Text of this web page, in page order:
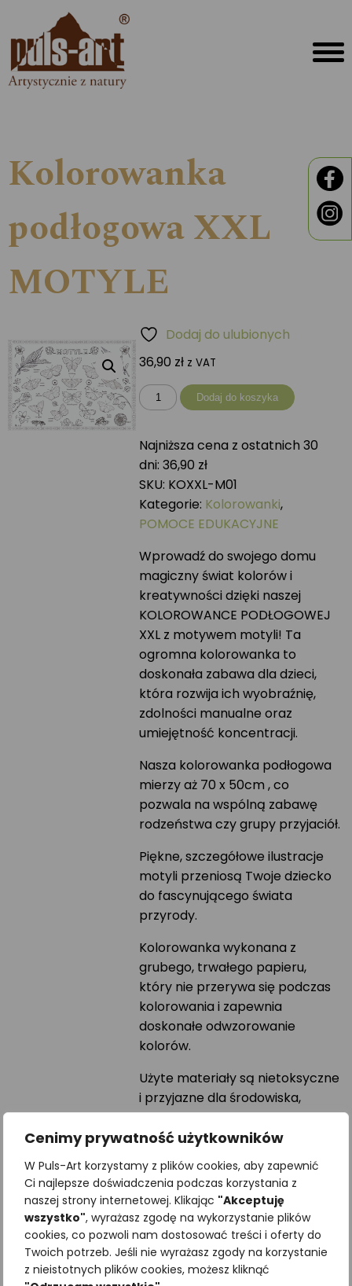
Cenimy prywatność użytkowników
W Puls-Art korzystamy z plików cookies, aby zapewnić
Ci najlepsze doświadczenia podczas korzystania z
naszej strony internetowej. Klikając "Akceptuję
wszystko", wyrażasz zgodę na wykorzystanie plików
cookies, co pozwoli nam dostosować treści i oferty do
Twoich potrzeb. Jeśli nie wyrażasz zgody na korzystanie
z nieistotnych plików cookies, możesz kliknąć
Kolorowanka
podłogowa XXL
MOTYLE
36,90 zł z VAT
ilość
Kolorowanka
XXL
MOTYLE
Dodaj do koszyka
Dodaj do ulubionych
Najniższa cena z ostatnich 30
dni: 36,90 zł
SKU: KOXXL-M01
Kategorie: Kolorowanki,
POMOCE EDUKACYJNE
Wprowadź do swojego domu
magiczny świat kolorów i
kreatywności dzięki naszej
KOLOROWANCE PODŁOGOWEJ
XXL z motywem motyli! Ta
ogromna kolorowanka to
doskonała zabawa dla dzieci,
która rozwija ich wyobraźnię,
zdolności manualne oraz
umiejętność koncentracji.
Nasza kolorowanka podłogowa
mierzy aż 70 x 50cm , co
pozwala na wspólną zabawę
rodzeństwa czy grupy przyjaciół.
Piękne, szczegółowe ilustracje
motyli przeniosą Twoje dziecko
do fascynującego świata
przyrody.
Kolorowanka wykonana z
grubego, trwałego papieru,
który nie przerywa się podczas
kolorowania i zapewnia
doskonałe odwzorowanie
kolorów.
Użyte materiały są nietoksyczne
i przyjazne dla środowiska,
spełniające wszystkie
europejskie normy
bezpieczeństwa.
Po zakończeniu zabawy
kolorowankę można łatwo
zwinąć i schować do tuby,
oszczędzając miejsce w pokoju
dziecięcym.